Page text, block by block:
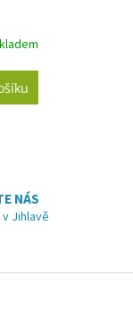
NÁS
Jihlavě